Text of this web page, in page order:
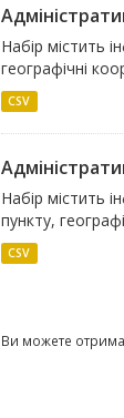
Набір містить
географічні
CSV
Набір містить
пункту,
CSV
Ви можете